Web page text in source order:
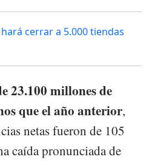
hará cerrar a 5.000 tiendas
23.100 millones de
que el año anterior,
netas fueron de 105
caída pronunciada de